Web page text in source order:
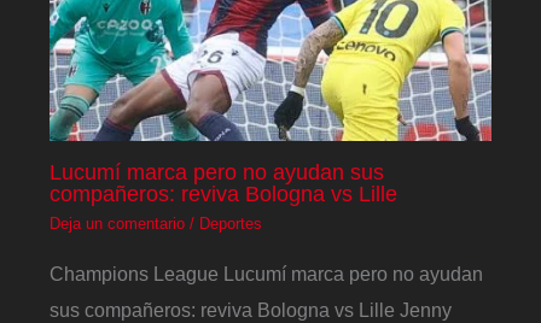
Lucumí marca pero no ayudan sus
compañeros: reviva Bologna vs Lille
Deja un comentario / Deportes
Champions League Lucumí marca pero no ayudan
sus compañeros: reviva Bologna vs Lille Jenny